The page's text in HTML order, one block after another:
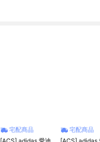
宅配商品
宅配商品